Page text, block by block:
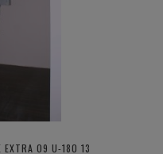
EXTRA 09 U-180 13